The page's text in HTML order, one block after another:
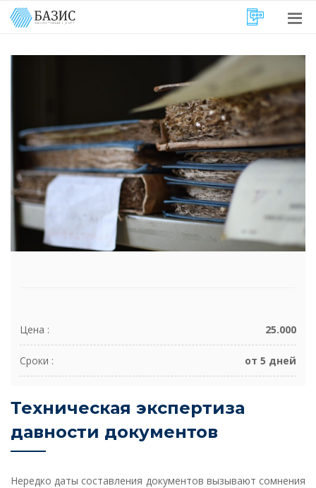
Цена : 25.000
Сроки : от 5 дней
Техническая экспертиза
давности документов
Нередко даты составления документов вызывают сомнения